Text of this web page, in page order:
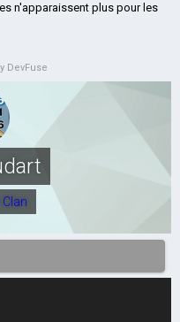
n'apparaissent plus pour les
DevFuse